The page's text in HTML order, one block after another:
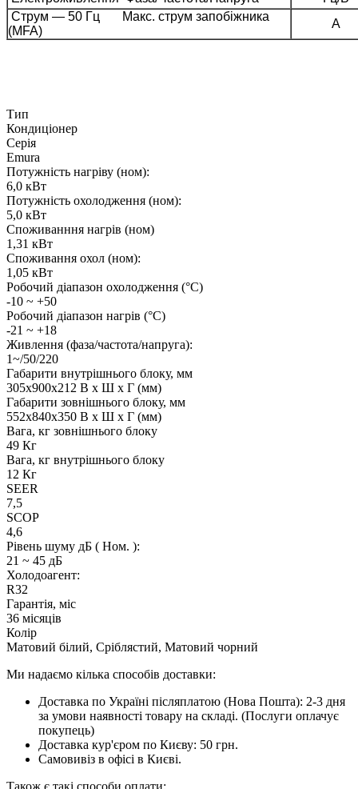
Струм — 50 Гц Макс. струм запобіжника
(MFA)
A
Тип
Кондиціонер
Серія
Emura
Потужність нагріву (ном):
6,0 кВт
Потужність охолодження (ном):
5,0 кВт
Споживанння нагрів (ном)
1,31 кВт
Споживання охол (ном):
1,05 кВт
Робочий діапазон охолодження (°C)
-10 ~ +50
Робочий діапазон нагрів (°C)
-21 ~ +18
Живлення (фаза/частота/напруга):
1~/50/220
Габарити внутрішнього блоку, мм
305x900x212 В x Ш x Г (мм)
Габарити зовнішнього блоку, мм
552x840x350 В x Ш x Г (мм)
Вага, кг зовнішнього блоку
49 Кг
Вага, кг внутрішнього блоку
12 Кг
SEER
7,5
SCOP
4,6
Рівень шуму дБ ( Ном. ):
21 ~ 45 дБ
Холодоагент:
R32
Гарантія, міс
36 місяців
Колір
Матовий білий, Сріблястий, Матовий чорний
Ми надаємо кілька способів доставки:
Доставка по Україні післяплатою (Нова Пошта): 2-3 дня
за умови наявності товару на складі. (Послуги оплачує
покупець)
Доставка кур'єром по Києву: 50 грн.
Самовивіз в офісі в Києві.
Також є такі способи оплати: